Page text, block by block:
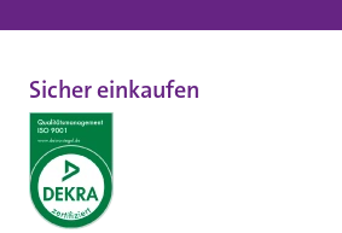
Sicher einkaufen